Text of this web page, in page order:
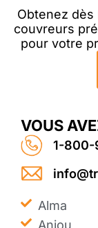
Obtenez
couvreurs
pour votre
VOUS
1-800-
Alma
Anjou